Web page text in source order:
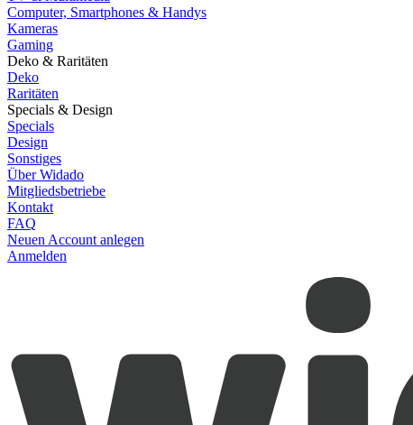
Computer, Smartphones & Handys
Kameras
Gaming
Deko & Raritäten
Deko
Raritäten
Specials & Design
Specials
Design
Sonstiges
Über Widado
Mitgliedsbetriebe
Kontakt
FAQ
Neuen Account anlegen
Anmelden